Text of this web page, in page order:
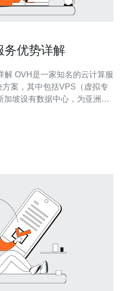
务优势详解
算服
案，其中包括VPS（虚拟专
加坡设有数据中心，为亚洲地
施和最新的技术，确保用户